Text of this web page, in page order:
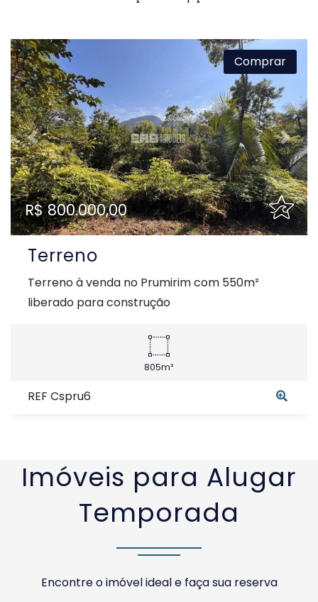
Previous Next
Comprar
R$ 800.000,00
Terreno
Terreno à venda no Prumirim com 550m²
liberado para construção
805m²
REF Cspru6
Imóveis para Alugar
Temporada
Encontre o imóvel ideal e faça sua reserva